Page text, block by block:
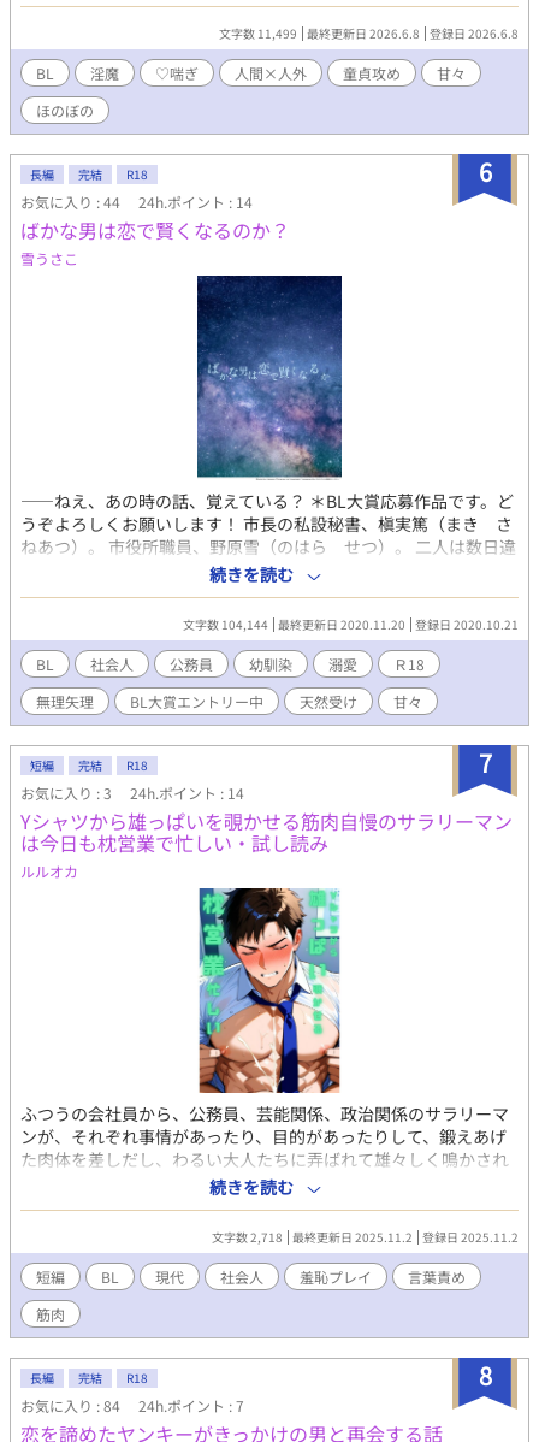
た“ご飯”は、普通の食事ではなかった。 一度だけ助けて終わりの
はずが、ルルはすっかり直人に懐いてしまい――。 真面目な童貞
公務員×腹ペコで甘えたな淫魔のゆるい餌やり人外ラブです。
文字数 11,499 最終更新日 2026.6.8 登録日 2026.6.8
BL 淫魔 ♡喘ぎ 人間×人外 童貞攻め
甘々
ほのぼの
6
長編 完結 R18
お気に入り : 44 24h.ポイント : 14
ばかな男は恋で賢くなるのか？
雪うさこ
――ねえ、あの時の話、覚えている？ ＊BL大賞応募作品です。ど
うぞよろしくお願いします！ 市長の私設秘書、槇実篤（まき さ
ねあつ）。 市役所職員、野原雪（のはら せつ）。 二人は数日違
いで生まれ、ずっと一緒に育ってきた。 お調子者で、権力を欲す
る槇は、仕事もままならず、叔父である市長の私設秘書になって
いた。 一方、異質な容姿に成長した野原は、人と交流することが
苦手であるため、人の気持ちがよくわからない大人に成長してい
た。 対照的な二人が、くっついたり離れたりしながらも、お互い
がお互いでなくてはいけない思いを深めていく物語をお楽しみく
ださい。 エロカット版は「カクヨム」に公開中です。 あちらで書
けなかった、エロ追加の完全版になります。 R18ですので、未成
年の方はご遠慮ください。
続きを読む
文字数 104,144 最終更新日 2020.11.20 登録日 2020.10.21
BL 社会人 公務員 幼馴染 溺愛
Ｒ18
無理矢理
BL大賞エントリー中 天然受け 甘々
7
短編 完結 R18
お気に入り : 3 24h.ポイント : 14
Yシャツから雄っぱいを覗かせる筋肉自慢のサラリーマン
は今日も枕営業で忙しい・試し読み
ルルオカ
ふつうの会社員から、公務員、芸能関係、政治関係のサラリーマ
ンが、それぞれ事情があったり、目的があったりして、鍛えあげ
た肉体を差しだし、わるい大人たちに弄ばれて雄々しく鳴かされ
るBL小説。 熱い肉体をぶつけあって相撲をしまくっているガチム
チ受けのR18。 イラスト10枚からイメージしてほぼ即興で書いた
BL小説を10作を収録した短編集になります。 カップリングはこち
ら↓ 先輩社員×新入社員、先輩刑事×後輩刑事、映画監督×マネ
ージャー、会社員×巨漢、政治家×秘書、社長×客室乗務員、編
集長×官僚、後輩社員×先輩社員、社長×社員 こちらは試し読み
になります。 本編は電子書籍で販売中。 詳細を知れるブログのリ
ンクは↓にあります。
続きを読む
文字数 2,718 最終更新日 2025.11.2 登録日 2025.11.2
短編 BL 現代 社会人 羞恥プレイ
言葉責め
筋肉
8
長編 完結 R18
お気に入り : 84 24h.ポイント : 7
恋を諦めたヤンキーがきっかけの男と再会する話